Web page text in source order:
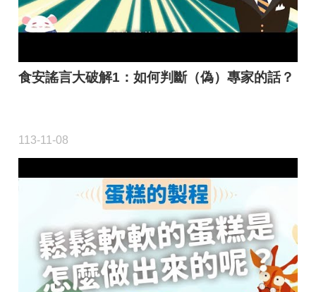
食安謠言大破解1：如何判斷（偽）專家的話？
113-11-08